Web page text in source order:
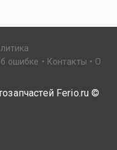
ошибке Контакты
О
Ferio.ru ©